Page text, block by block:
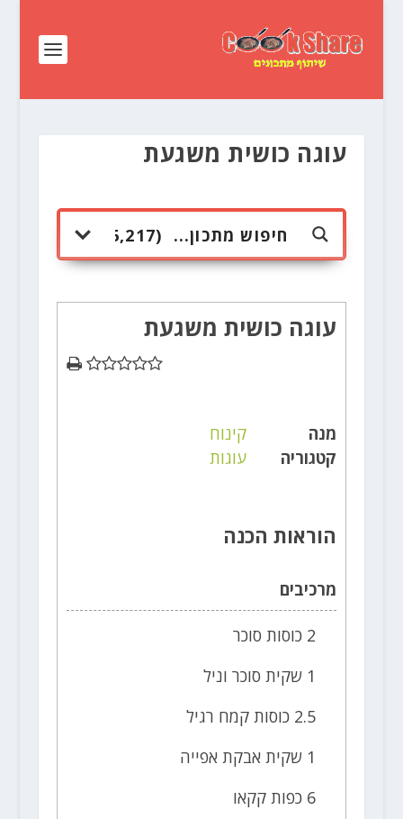
עוגה כושית משגעת
עוגה כושית משגעת
מנה
קינוח
קטגוריה
עוגות
הוראות הכנה
מרכיבים
2 כוסות סוכר
1 שקית סוכר וניל
2.5 כוסות קמח רגיל
1 שקית אבקת אפייה
6 כפות קקאו